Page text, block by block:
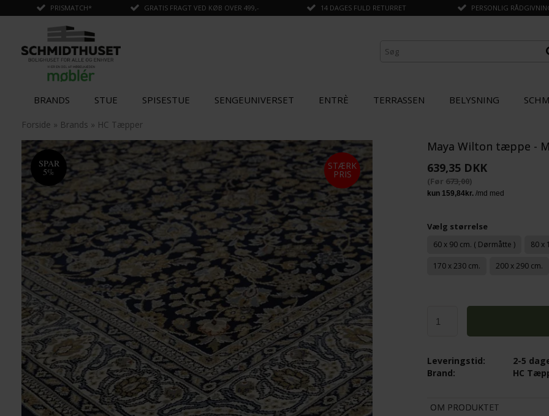
PRISMATCH* GRATIS FRAGT VED KØB OVER 499,- 14 DAGES FULD RETURRET PERSONLIG
BRANDS STUE SPISESTUE SENGEUNIVERSET ENTRÈ TERRASSEN BELYSNING
✓Tilføjet til kurv
ANDRE KØBTE OGSÅ
SPAR
5%
STÆRK
PRIS
ORIENT TÆPPE - MULTI RØD
1.871,00
1.777,45 DKK
SPAR
5%
STÆRK
PRIS
ORIENT TÆPPE - MULTI SORT
1.871,00
1.777,45 DKK
SPAR
LE KLINT 375 SMALL BORDLAMPE !
Forside » Brands » HC Tæpper
SPAR
5%
STÆRK
PRIS
Maya Wilton tæppe -
639,35 DKK
(Før 673,00)
Vælg størrelse
60 x 90 cm. ( Dørmåtte ) 80 x
170 x 230 cm. 200 x 290 cm.
2-5
Leveringstid:
HC
Brand:
OM PRODUKTET